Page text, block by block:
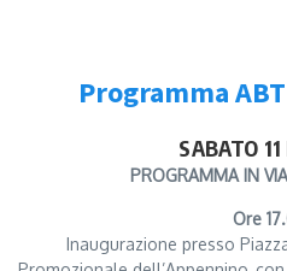
Programma
SABATO
PROGRAMMA IN
Ore
Inaugurazione presso